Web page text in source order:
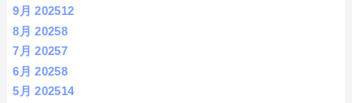
9月 202512
8月 20258
7月 20257
6月 20258
5月 202514